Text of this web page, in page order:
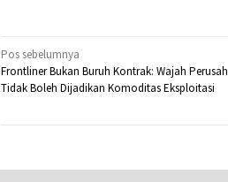
Navigasi
pos
Pos sebelumnya
Frontliner Bukan Buruh Kontrak: Wajah
Tidak Boleh Dijadikan Komoditas Eksploitasi